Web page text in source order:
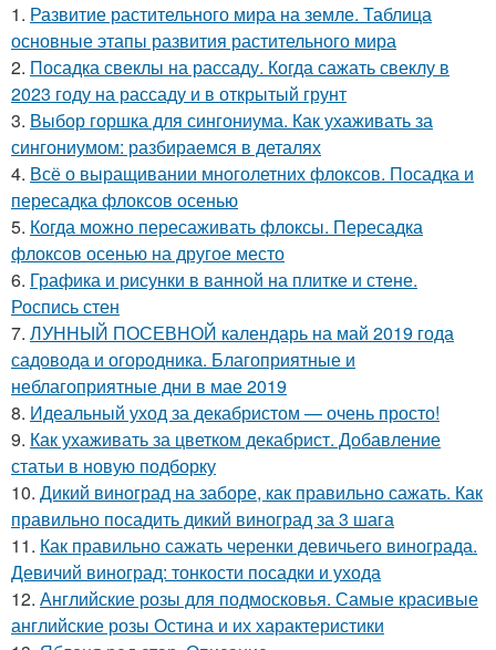
1. Развитие растительного мира на земле. Таблица
основные этапы развития растительного мира
2. Посадка свеклы на рассаду. Когда сажать свеклу в
2023 году на рассаду и в открытый грунт
3. Выбор горшка для сингониума. Как ухаживать за
сингониумом: разбираемся в деталях
4. Всё о выращивании многолетних флоксов. Посадка и
пересадка флоксов осенью
5. Когда можно пересаживать флоксы. Пересадка
флоксов осенью на другое место
6. Графика и рисунки в ванной на плитке и стене.
Роспись стен
7. ЛУННЫЙ ПОСЕВНОЙ календарь на май 2019 года
садовода и огородника. Благоприятные и
неблагоприятные дни в мае 2019
8. Идеальный уход за декабристом — очень просто!
9. Как ухаживать за цветком декабрист. Добавление
статьи в новую подборку
10. Дикий виноград на заборе, как правильно сажать. Как
правильно посадить дикий виноград за 3 шага
11. Как правильно сажать черенки девичьего винограда.
Девичий виноград: тонкости посадки и ухода
12. Английские розы для подмосковья. Самые красивые
английские розы Остина и их характеристики